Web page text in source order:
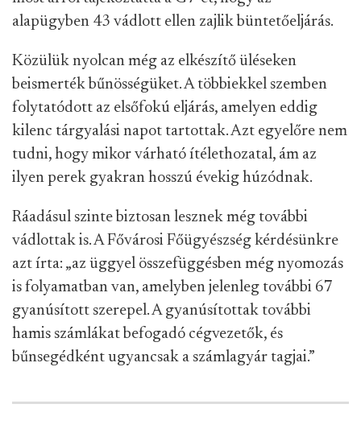
alapügyben 43 vádlott ellen zajlik büntetőeljárás.
Közülük nyolcan még az elkészítő üléseken
beismerték bűnösségüket. A többiekkel szemben
folytatódott az elsőfokú eljárás, amelyen eddig
kilenc tárgyalási napot tartottak. Azt egyelőre nem
tudni, hogy mikor várható ítélethozatal, ám az
ilyen perek gyakran hosszú évekig húzódnak.
Ráadásul szinte biztosan lesznek még további
vádlottak is. A Fővárosi Főügyészség kérdésünkre
azt írta: „az üggyel összefüggésben még nyomozás
is folyamatban van, amelyben jelenleg további 67
gyanúsított szerepel. A gyanúsítottak további
hamis számlákat befogadó cégvezetők, és
bűnsegédként ugyancsak a számlagyár tagjai.”